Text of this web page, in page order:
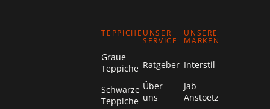
TEPPICHE
Graue
Teppiche
Schwarze
Teppiche
UNSER
SERVICE
Ratgeber
Über
uns
UNSERE
MARKEN
Interstil
Jab
Anstoetz